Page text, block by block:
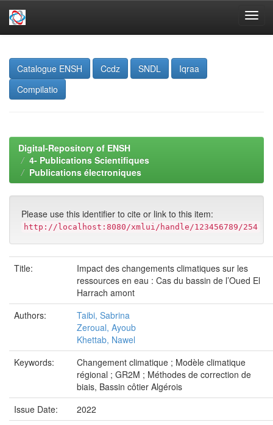
navigation
Catalogue ENSH
Ccdz SNDL
Iqraa
Compilatio
Digital-Repository of ENSH
4- Publications Scientifiques
Publications électroniques
Please use this identifier to cite or link to this item:
http://localhost:8080/xmlui/handle/123456789/254
Title:
Impact des changements climatiques sur les
ressources en eau : Cas du bassin de l’Oued El
Harrach amont
Authors:
Taibi, Sabrina
Zeroual, Ayoub
Khettab, Nawel
Keywords:
Changement climatique ; Modèle climatique
régional ; GR2M ; Méthodes de correction de
biais, Bassin côtier Algérois
Issue Date:
2022